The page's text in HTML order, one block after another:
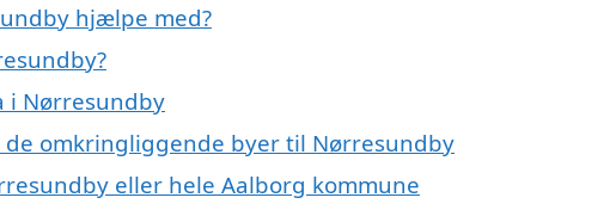
hjælpe med?
i Nørresundby
omkringliggende byer til Nørresundby
eller hele Aalborg kommune